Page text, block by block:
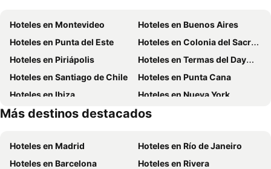
Hoteles en Montevideo
Hoteles en Buenos Aires
Hoteles en Punta del Este
Hoteles en Colonia del Sacramento
Hoteles en Piriápolis
Hoteles en Termas del Dayman
Hoteles en Santiago de Chile
Hoteles en Punta Cana
Hoteles en Ibiza
Hoteles en Nueva York
Hoteles en Isla de Miconos
Hoteles en Aruba
Más destinos destacados
Hoteles en Madrid
Hoteles en Río de Janeiro
Hoteles en Barcelona
Hoteles en Rivera